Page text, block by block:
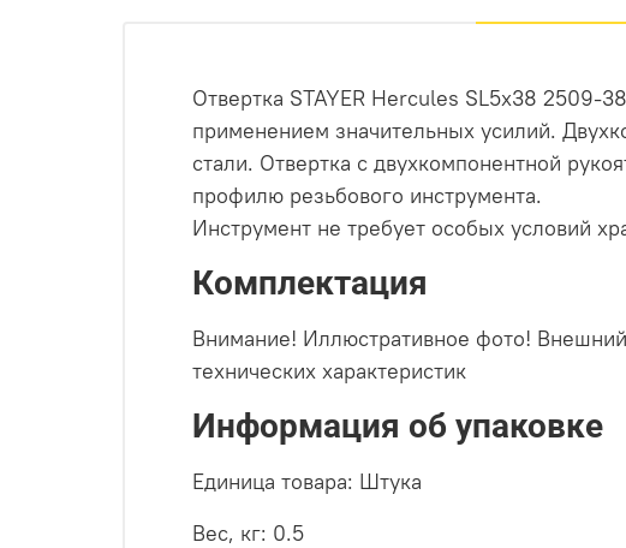
Отвертка STAYER Hercules SL5x38 2509-
применением значительных усилий.
стали. Отвертка с двухкомпонентной
профилю резьбового инструмента.
Инструмент не требует особых условий
Комплектация
Внимание! Иллюстративное фото!
технических характеристик
Информация об упаковке
Единица товара: Штука
Вес, кг: 0.5